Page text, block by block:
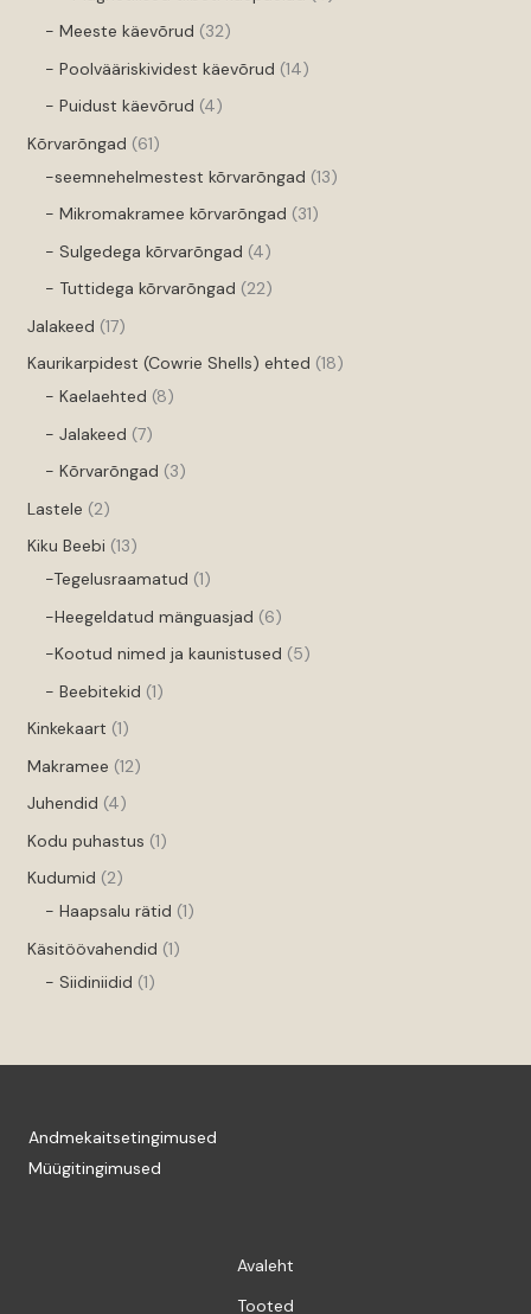
- Meeste käevõrud 32
- Poolvääriskividest käevõrud 14
- Puidust käevõrud 4
Kõrvarõngad 61
-seemnehelmestest kõrvarõngad 13
- Mikromakramee kõrvarõngad 31
- Sulgedega kõrvarõngad 4
- Tuttidega kõrvarõngad 22
Jalakeed 17
Kaurikarpidest (Cowrie Shells) ehted 18
- Kaelaehted 8
- Jalakeed 7
- Kõrvarõngad 3
Lastele 2
Kiku Beebi 13
-Tegelusraamatud 1
-Heegeldatud mänguasjad 6
-Kootud nimed ja kaunistused 5
- Beebitekid 1
Kinkekaart 1
Makramee 12
Juhendid 4
Kodu puhastus 1
Kudumid 2
- Haapsalu rätid 1
Käsitöövahendid 1
- Siidiniidid 1
Andmekaitsetingimused
Müügitingimused
Avaleht
Tooted